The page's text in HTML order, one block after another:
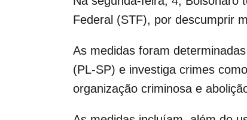
Federal (STF), por descumprir
As medidas foram
(PL-SP) e investiga crimes
organização criminosa e